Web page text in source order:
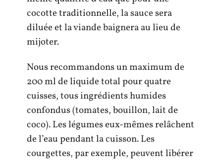
cocotte traditionnelle, la sauce sera
diluée et la viande baignera au lieu de
mijoter.
Nous recommandons un maximum de
200 ml de liquide total pour quatre
cuisses, tous ingrédients humides
confondus (tomates, bouillon, lait de
coco). Les légumes eux-mêmes relâchent
de l’eau pendant la cuisson. Les
courgettes, par exemple, peuvent libérer